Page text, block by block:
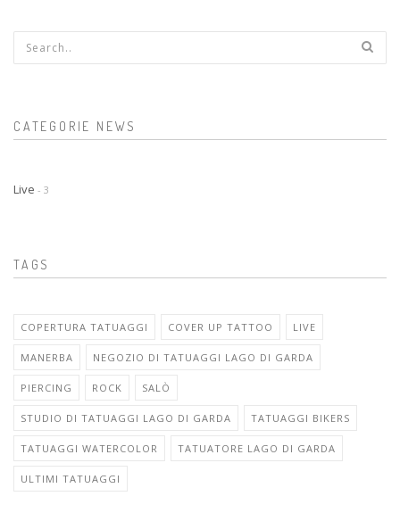
Form di ricerca
CATEGORIE NEWS
Live - 3
TAGS
COPERTURA TATUAGGI COVER UP TATTOO LIVE
MANERBA NEGOZIO DI TATUAGGI LAGO DI GARDA
PIERCING ROCK SALÒ
STUDIO DI TATUAGGI LAGO DI GARDA TATUAGGI BIKERS
TATUAGGI WATERCOLOR TATUATORE LAGO DI GARDA
ULTIMI TATUAGGI